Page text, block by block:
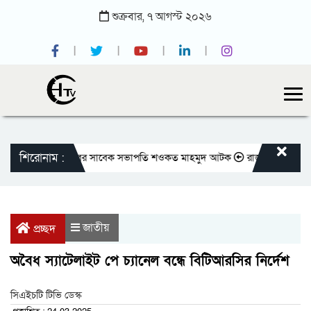
শুক্রবার,৭আগস্ট ২০২৬
শিরোনাম :
জাতীয় প্রেসক্লাবের সাবেক সভাপতি শওকত মাহমুদ আটক রাজবাড়ীতে বীর
প্রচ্ছদ জাতীয়
অবৈধ স্যাটেলাইট পে চ্যানেল বন্ধে বিটিআরসির নির্দেশ
সিএইচটি টিভি ডেস্ক